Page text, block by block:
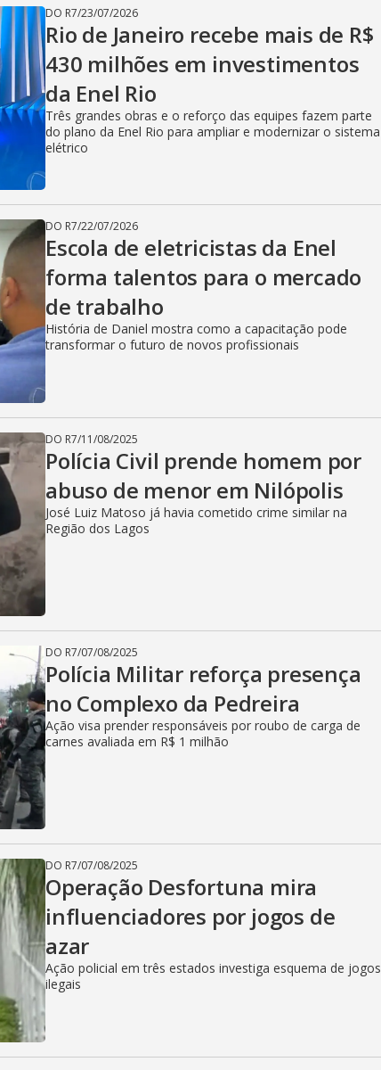
i
d
e
o
DO R7/23/07/2026
Rio de Janeiro recebe mais de R$
430 milhões em investimentos
da Enel Rio
Três grandes obras e o reforço das equipes fazem parte
do plano da Enel Rio para ampliar e modernizar o sistema
elétrico
DO R7/22/07/2026
Escola de eletricistas da Enel
forma talentos para o mercado
de trabalho
História de Daniel mostra como a capacitação pode
transformar o futuro de novos profissionais
DO R7/11/08/2025
Polícia Civil prende homem por
abuso de menor em Nilópolis
José Luiz Matoso já havia cometido crime similar na
Região dos Lagos
DO R7/07/08/2025
Polícia Militar reforça presença
no Complexo da Pedreira
Ação visa prender responsáveis por roubo de carga de
carnes avaliada em R$ 1 milhão
DO R7/07/08/2025
Operação Desfortuna mira
influenciadores por jogos de
azar
Ação policial em três estados investiga esquema de jogos
ilegais